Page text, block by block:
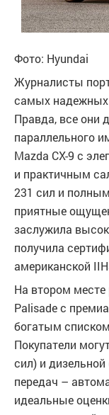
Фото: Hyundai
Журналисты
самых надежных
Правда, все они
параллельного
Mazda CX-9 с
и практичным
231 сил и
приятные
заслужила
получила
американской
На втором месте
Palisade с
богатым
Покупатели
сил) и
передач –
идеальные